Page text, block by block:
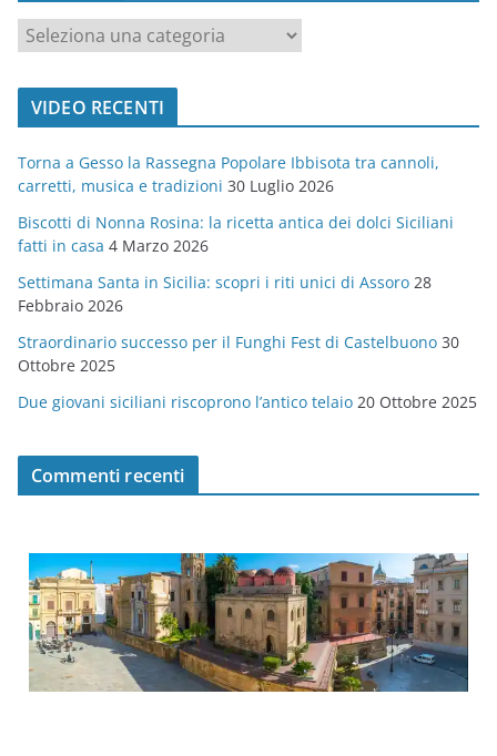
t
o
r
i
e
VIDEO RECENTI
Torna a Gesso la Rassegna Popolare Ibbisota tra cannoli,
carretti, musica e tradizioni 30 Luglio 2026
Biscotti di Nonna Rosina: la ricetta antica dei dolci Siciliani
fatti in casa 4 Marzo 2026
Settimana Santa in Sicilia: scopri i riti unici di Assoro 28
Febbraio 2026
Straordinario successo per il Funghi Fest di Castelbuono 30
Ottobre 2025
Due giovani siciliani riscoprono l’antico telaio 20 Ottobre 2025
Commenti recenti